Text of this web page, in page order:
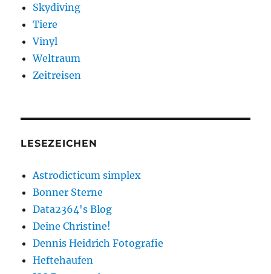
Skydiving
Tiere
Vinyl
Weltraum
Zeitreisen
LESEZEICHEN
Astrodicticum simplex
Bonner Sterne
Data2364's Blog
Deine Christine!
Dennis Heidrich Fotografie
Heftehaufen